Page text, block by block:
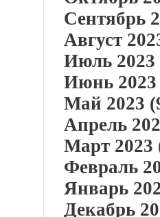
Сентябрь
Август
Июль 2023
Июнь 2023
Май 2023
Апрель
Март 2023
Февраль
Январь
Декабрь